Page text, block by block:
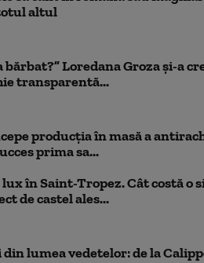
altul
bărbat?” Loredana Groza și-a
transparentă...
producția în masă a
prima sa...
în Saint-Tropez. Cât costă o
de castel ales...
lumea vedetelor: de la